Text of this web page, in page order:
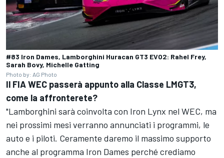
#83 Iron Dames, Lamborghini Huracan GT3 EVO2: Rahel Frey,
Sarah Bovy, Michelle Gatting
Photo by: AG Photo
Il FIA WEC passerà appunto alla Classe LMGT3,
come la affronterete?
"Lamborghini sarà coinvolta con Iron Lynx nel WEC, ma
nei prossimi mesi verranno annunciati i programmi, le
auto e i piloti. Ceramente daremo il massimo supporto
anche al programma Iron Dames perché crediamo